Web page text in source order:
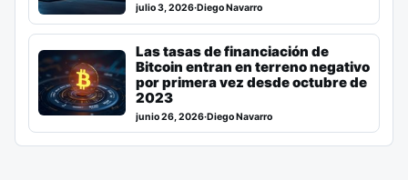
julio 3, 2026·Diego Navarro
Las tasas de financiación de
Bitcoin entran en terreno negativo
por primera vez desde octubre de
2023
junio 26, 2026·Diego Navarro